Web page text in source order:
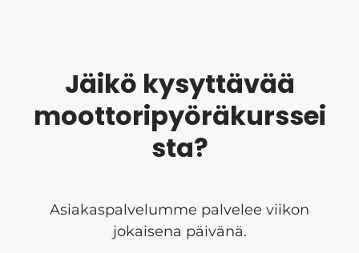
Jäikö kysyttävää
moottoripyöräkurssei
sta?
Asiakaspalvelumme palvelee viikon
jokaisena päivänä.